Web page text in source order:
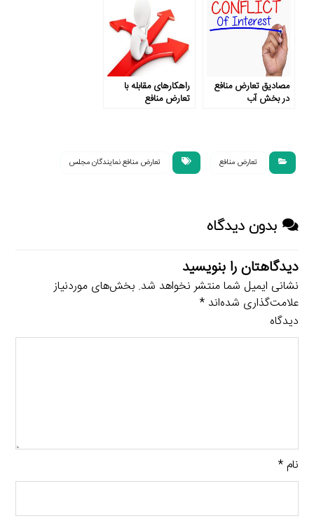
مصادیق تعارض منافع
در بخش آب
راهکارهای مقابله با
تعارض منافع
تعارض منافع تعارض منافع نمایندگان مجلس
بدون دیدگاه
دیدگاهتان را بنویسید
نشانی ایمیل شما منتشر نخواهد شد. بخش‌های موردنیاز
علامت‌گذاری شده‌اند*
دیدگاه
نام*